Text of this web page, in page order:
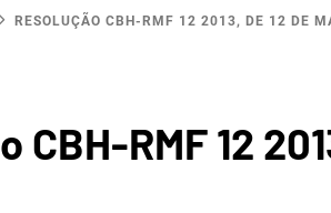
RESOLUÇÃO CBH-RMF 12 2013, DE 12 DE
CBH-RMF 12